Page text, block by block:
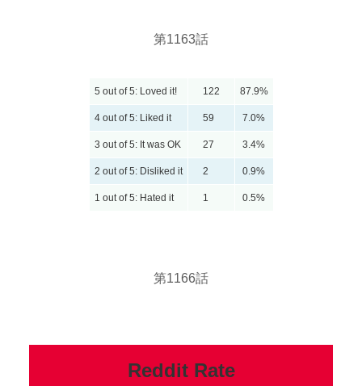
第1163話
5 out of 5: Loved it! 122 87.9%
4 out of 5: Liked it 59 7.0%
3 out of 5: It was OK 27 3.4%
2 out of 5: Disliked it 2 0.9%
1 out of 5: Hated it 1 0.5%
第1166話
Reddit Rate